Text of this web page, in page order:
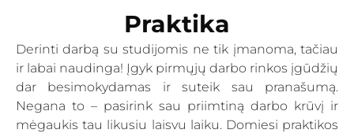
Praktika
Derinti darbą su studijomis ne tik įmanoma, tačiau
ir labai naudinga! Įgyk pirmųjų darbo rinkos įgūdžių
dar besimokydamas ir suteik sau pranašumą.
Negana to – pasirink sau priimtiną darbo krūvį ir
mėgaukis tau likusiu laisvu laiku. Domiesi praktikos